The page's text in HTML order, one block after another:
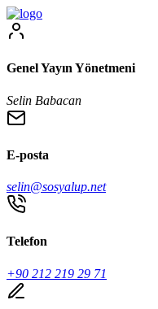
Genel Yayın Yönetmeni
Selin Babacan
E-posta
selin@sosyalup.net
Telefon
+90 212 219 29 71